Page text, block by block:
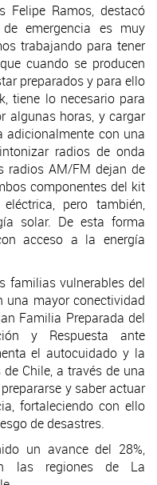
Felipe Ramos, destacó
emergencia es muy
trabajando para tener
cuando se producen
preparados y para ello
tiene lo necesario para
algunas horas, y cargar
adicionalmente con una
radios de onda
radios AM/FM dejan de
componentes del kit
pero también,
solar. De esta forma
acceso a la energía
familias vulnerables del
una mayor conectividad
Familia Preparada del
y Respuesta ante
el autocuidado y la
Chile, a través de una
y saber actuar
fortaleciendo con ello
de desastres.
un avance del 28%,
las regiones de La